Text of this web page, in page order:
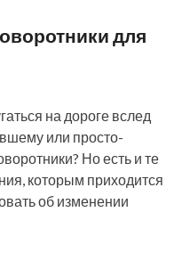
для
на дороге вслед
или просто-
Но есть и те
которым приходится
об изменении